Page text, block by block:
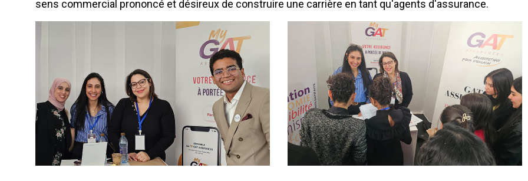
sens commercial prononcé et désireux de construire une carrière en tant qu'agents d'assurance.